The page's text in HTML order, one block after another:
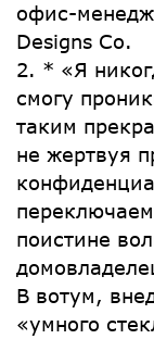
офис-
Designs Co.
2. * «Я
смогу
таким
не жертвуя
поистине
В вотум,
«умного